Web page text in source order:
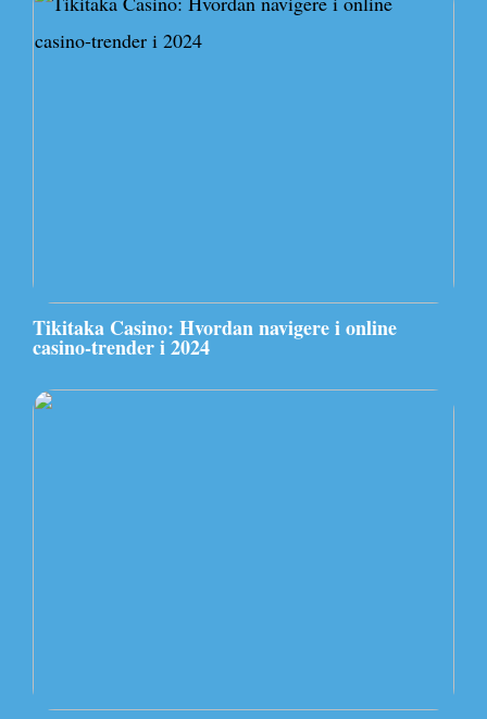
Tikitaka Casino: Hvordan navigere i online
casino-trender i 2024